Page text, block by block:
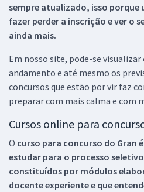
sempre atualizado, isso porque
fazer perder a inscrição e ver o
ainda mais.
Em nosso site, pode-se visualizar
andamento e até mesmo os
concursos que estão por vir faz
preparar com mais calma e com
Cursos online para
O curso para concurso do Gran
estudar para o processo
constituídos por módulos
docente experiente e que